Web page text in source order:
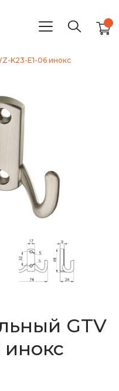
K23-E1-06 инокс
GTV
инокс